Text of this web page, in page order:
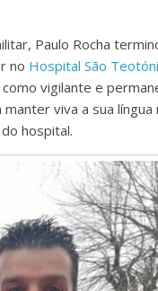
Paulo Rocha
no Hospital São
vigilante e
viva a sua
hospital.